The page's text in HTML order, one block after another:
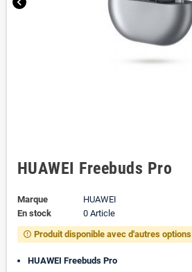
HUAWEI Freebuds Pro
Marque
HUAWEI
En stock
0 Article
error_outline Produit disponible avec d'autres options
HUAWEI Freebuds Pro